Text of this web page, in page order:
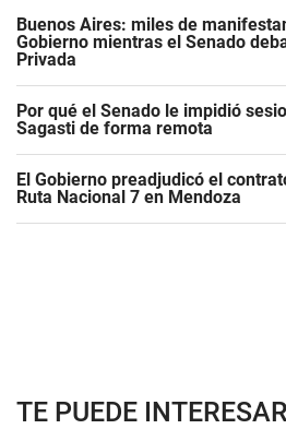
Buenos Aires: miles de
Gobierno mientras el Senado
Privada
Por qué el Senado le impidió
Sagasti de forma remota
El Gobierno preadjudicó el
Ruta Nacional 7 en Mendoza
TE PUEDE INTERESAR